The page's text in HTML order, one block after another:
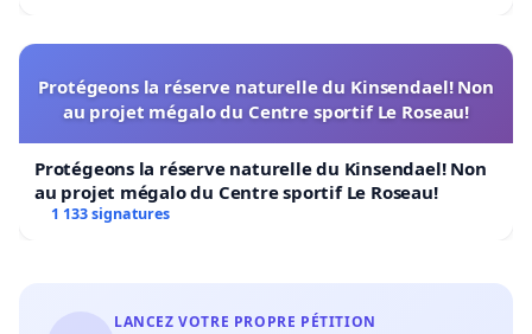
Protégeons la réserve naturelle du Kinsendael! Non
au projet mégalo du Centre sportif Le Roseau!
Protégeons la réserve naturelle du Kinsendael! Non
au projet mégalo du Centre sportif Le Roseau!
1 133 signatures
LANCEZ VOTRE PROPRE PÉTITION